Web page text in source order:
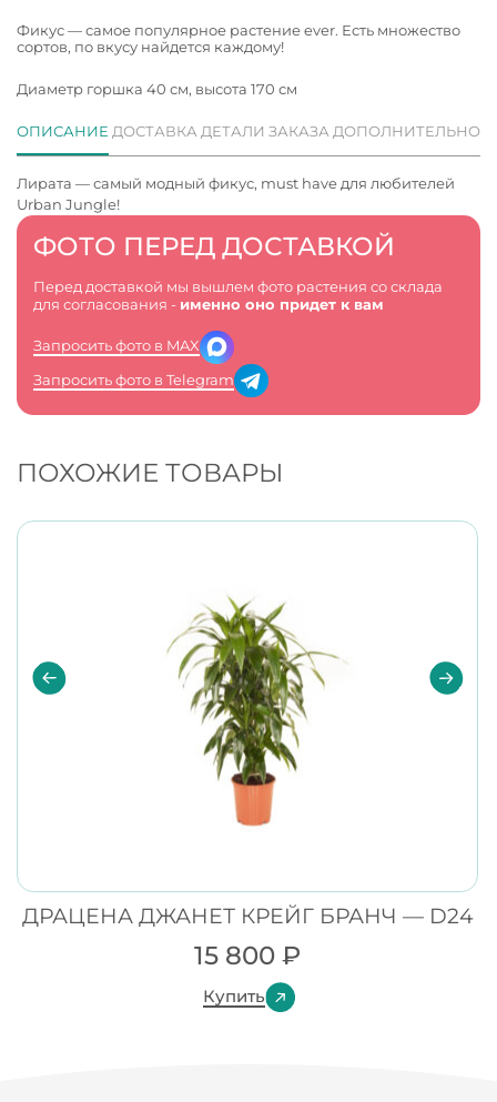
Фикус — самое популярное растение ever. Есть множество
сортов, по вкусу найдется каждому!
Диаметр горшка 40 см, высота 170 см
ФОТО ПЕРЕД ДОСТАВКОЙ
Перед доставкой мы вышлем фото растения со склада
для согласования - именно оно придет к вам
Запросить фото в MAX
Запросить фото в Telegram
ОПИСАНИЕ ДОСТАВКА ДЕТАЛИ ЗАКАЗА ДОПОЛНИТЕЛЬНО
Лирата — самый модный фикус, must have для любителей
Urban Jungle!
ПОХОЖИЕ ТОВАРЫ
ДРАЦЕНА ДЖАНЕТ КРЕЙГ БРАНЧ — D24
15 800₽
Купить